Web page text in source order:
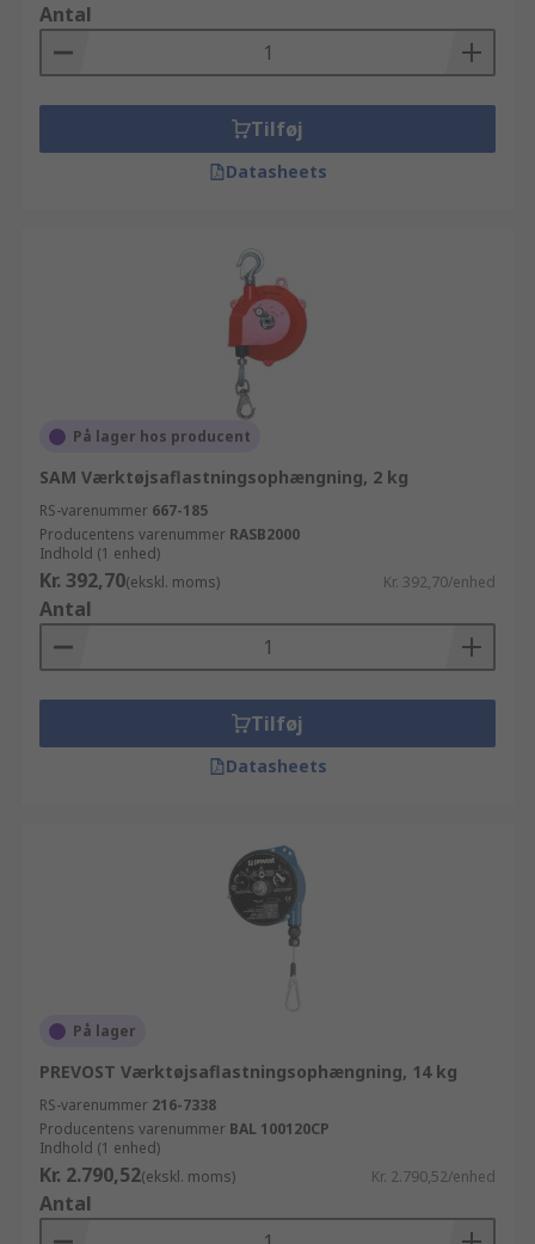
Antal
Tilføj
Datasheets
På lager hos producent
SAM Værktøjsaflastningsophængning, 2 kg
RS-varenummer 667-185
Producentens varenummer RASB2000
Indhold (1 enhed)
Kr. 392,70(ekskl. moms) Kr. 392,70/enhed
Antal
Tilføj
Datasheets
På lager
PREVOST Værktøjsaflastningsophængning, 14 kg
RS-varenummer 216-7338
Producentens varenummer BAL 100120CP
Indhold (1 enhed)
Kr. 2.790,52(ekskl. moms) Kr. 2.790,52/enhed
Antal